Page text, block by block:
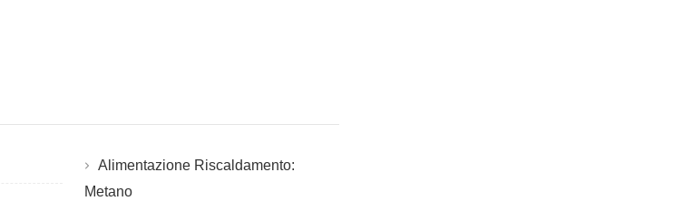
Alimentazione Riscaldamento:
Metano